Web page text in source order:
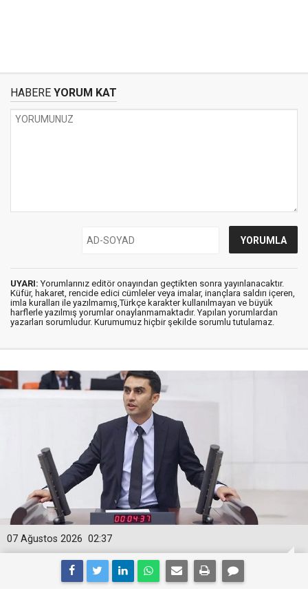
HABERE YORUM KAT
UYARI: Yorumlarınız editör onayından geçtikten sonra yayınlanacaktır.
Küfür, hakaret, rencide edici cümleler veya imalar, inançlara saldırı içeren,
imla kuralları ile yazılmamış,Türkçe karakter kullanılmayan ve büyük
harflerle yazılmış yorumlar onaylanmamaktadır. Yapılan yorumlardan
yazarları sorumludur. Kurumumuz hiçbir şekilde sorumlu tutulamaz.
02:37
07 Ağustos 2026